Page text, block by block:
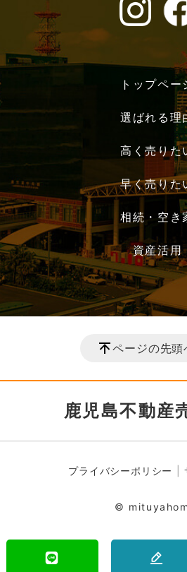
トップペー
選ばれる理
高く売りた
早く売りた
相続・空き
資産活用
ページの先頭
鹿児島不動産
プライバシーポリシー
©